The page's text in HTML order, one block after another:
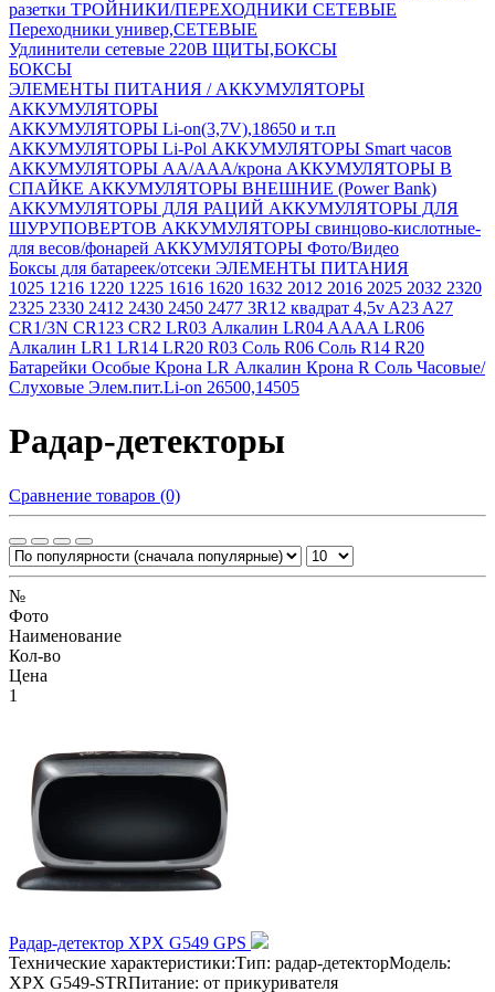
разетки ТРОЙНИКИ/ПЕРЕХОДНИКИ СЕТЕВЫЕ
Переходники универ,СЕТЕВЫЕ
Удлинители сетевые 220В ЩИТЫ,БОКСЫ
БОКСЫ
ЭЛЕМЕНТЫ ПИТАНИЯ / АККУМУЛЯТОРЫ
АККУМУЛЯТОРЫ
АККУМУЛЯТОРЫ Li-on(3,7V),18650 и т.п
АККУМУЛЯТОРЫ Li-Pol АККУМУЛЯТОРЫ Smart часов
АККУМУЛЯТОРЫ АА/ААА/крона АККУМУЛЯТОРЫ В
СПАЙКЕ АККУМУЛЯТОРЫ ВНЕШНИЕ (Power Bank)
АККУМУЛЯТОРЫ ДЛЯ РАЦИЙ АККУМУЛЯТОРЫ ДЛЯ
ШУРУПОВЕРТОВ АККУМУЛЯТОРЫ свинцово-кислотные-
для весов/фонарей АККУМУЛЯТОРЫ Фото/Видео
Боксы для батареек/отсеки ЭЛЕМЕНТЫ ПИТАНИЯ
1025 1216 1220 1225 1616 1620 1632 2012 2016 2025 2032 2320
2325 2330 2412 2430 2450 2477 3R12 квадрат 4,5v A23 A27
CR1/3N CR123 CR2 LR03 Алкалин LR04 AAAA LR06
Алкалин LR1 LR14 LR20 R03 Соль R06 Соль R14 R20
Батарейки Особые Крона LR Алкалин Крона R Соль Часовые/
Слуховые Элем.пит.Li-on 26500,14505
Радар-детекторы
Сравнение товаров (0)
№
Фото
Наименование
Кол-во
Цена
1
Радар-детектор XPX G549 GPS
Технические характеристики:Тип: радар-детекторМодель:
XPX G549-STRПитание: от прикуривателя